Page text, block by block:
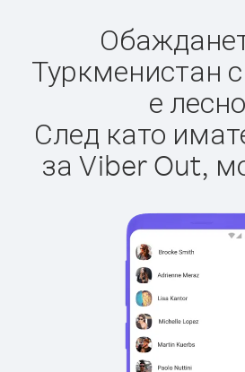
Туркменистан
е
След като
за Viber Out,